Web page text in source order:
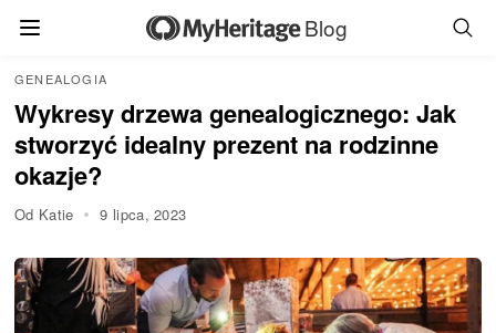
Blog
GENEALOGIA
Wykresy drzewa genealogicznego: Jak
stworzyć idealny prezent na rodzinne
okazje?
Od Katie 9 lipca, 2023